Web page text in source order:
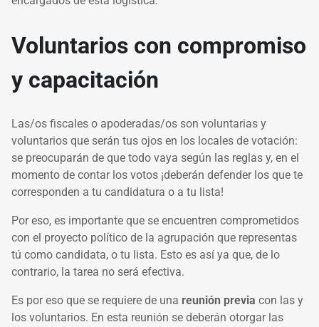
Voluntarios con compromiso
y capacitación
Las/os fiscales o apoderadas/os son voluntarias y
voluntarios que serán tus ojos en los locales de votación:
se preocuparán de que todo vaya según las reglas y, en el
momento de contar los votos ¡deberán defender los que te
corresponden a tu candidatura o a tu lista!
Por eso, es importante que se encuentren comprometidos
con el proyecto político de la agrupación que representas
tú como candidata, o tu lista. Esto es así ya que, de lo
contrario, la tarea no será efectiva.
Es por eso que se requiere de una reunión previa con las y
los voluntarios. En esta reunión se deberán otorgar las